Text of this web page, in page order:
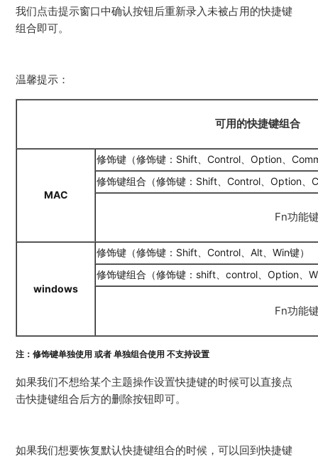
我们点击提示窗口中确认按钮后重新录入未被占用的快捷键
组合即可。
温馨提示：
可用的快捷键组合
MAC
修饰键（修饰键：Shift、Control、Option、
修饰键组合（修饰键：Shift、Control、Option、
Fn功能
windows
修饰键（修饰键：Shift、Control、Alt、Win键）
修饰键组合（修饰键：shift、control、Option、
Fn功能
注：修饰键单独使用 或者 单独组合使用 不支持设置
如果我们不想给某个主题操作设置快捷键的时候可以直接点
击快捷键组合后方的删除按钮即可。
如果我们想要恢复默认快捷键组合的时候，可以回到快捷键